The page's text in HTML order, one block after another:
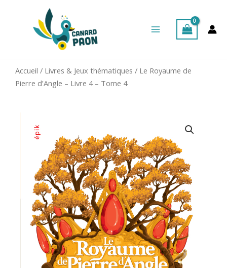
Menu
Accueil / Livres & Jeux thématiques / Le Royaume de
Pierre d’Angle – Livre 4 – Tome 4